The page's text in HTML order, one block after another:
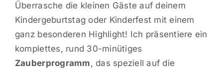
Termine
Galerie
Referenzen
Links
Überrasche die kleinen Gäste auf deinem
Kindergeburtstag oder Kinderfest mit einem
ganz besonderen Highlight! Ich präsentiere ein
komplettes, rund 30-minütiges
Zauberprogramm, das speziell auf die